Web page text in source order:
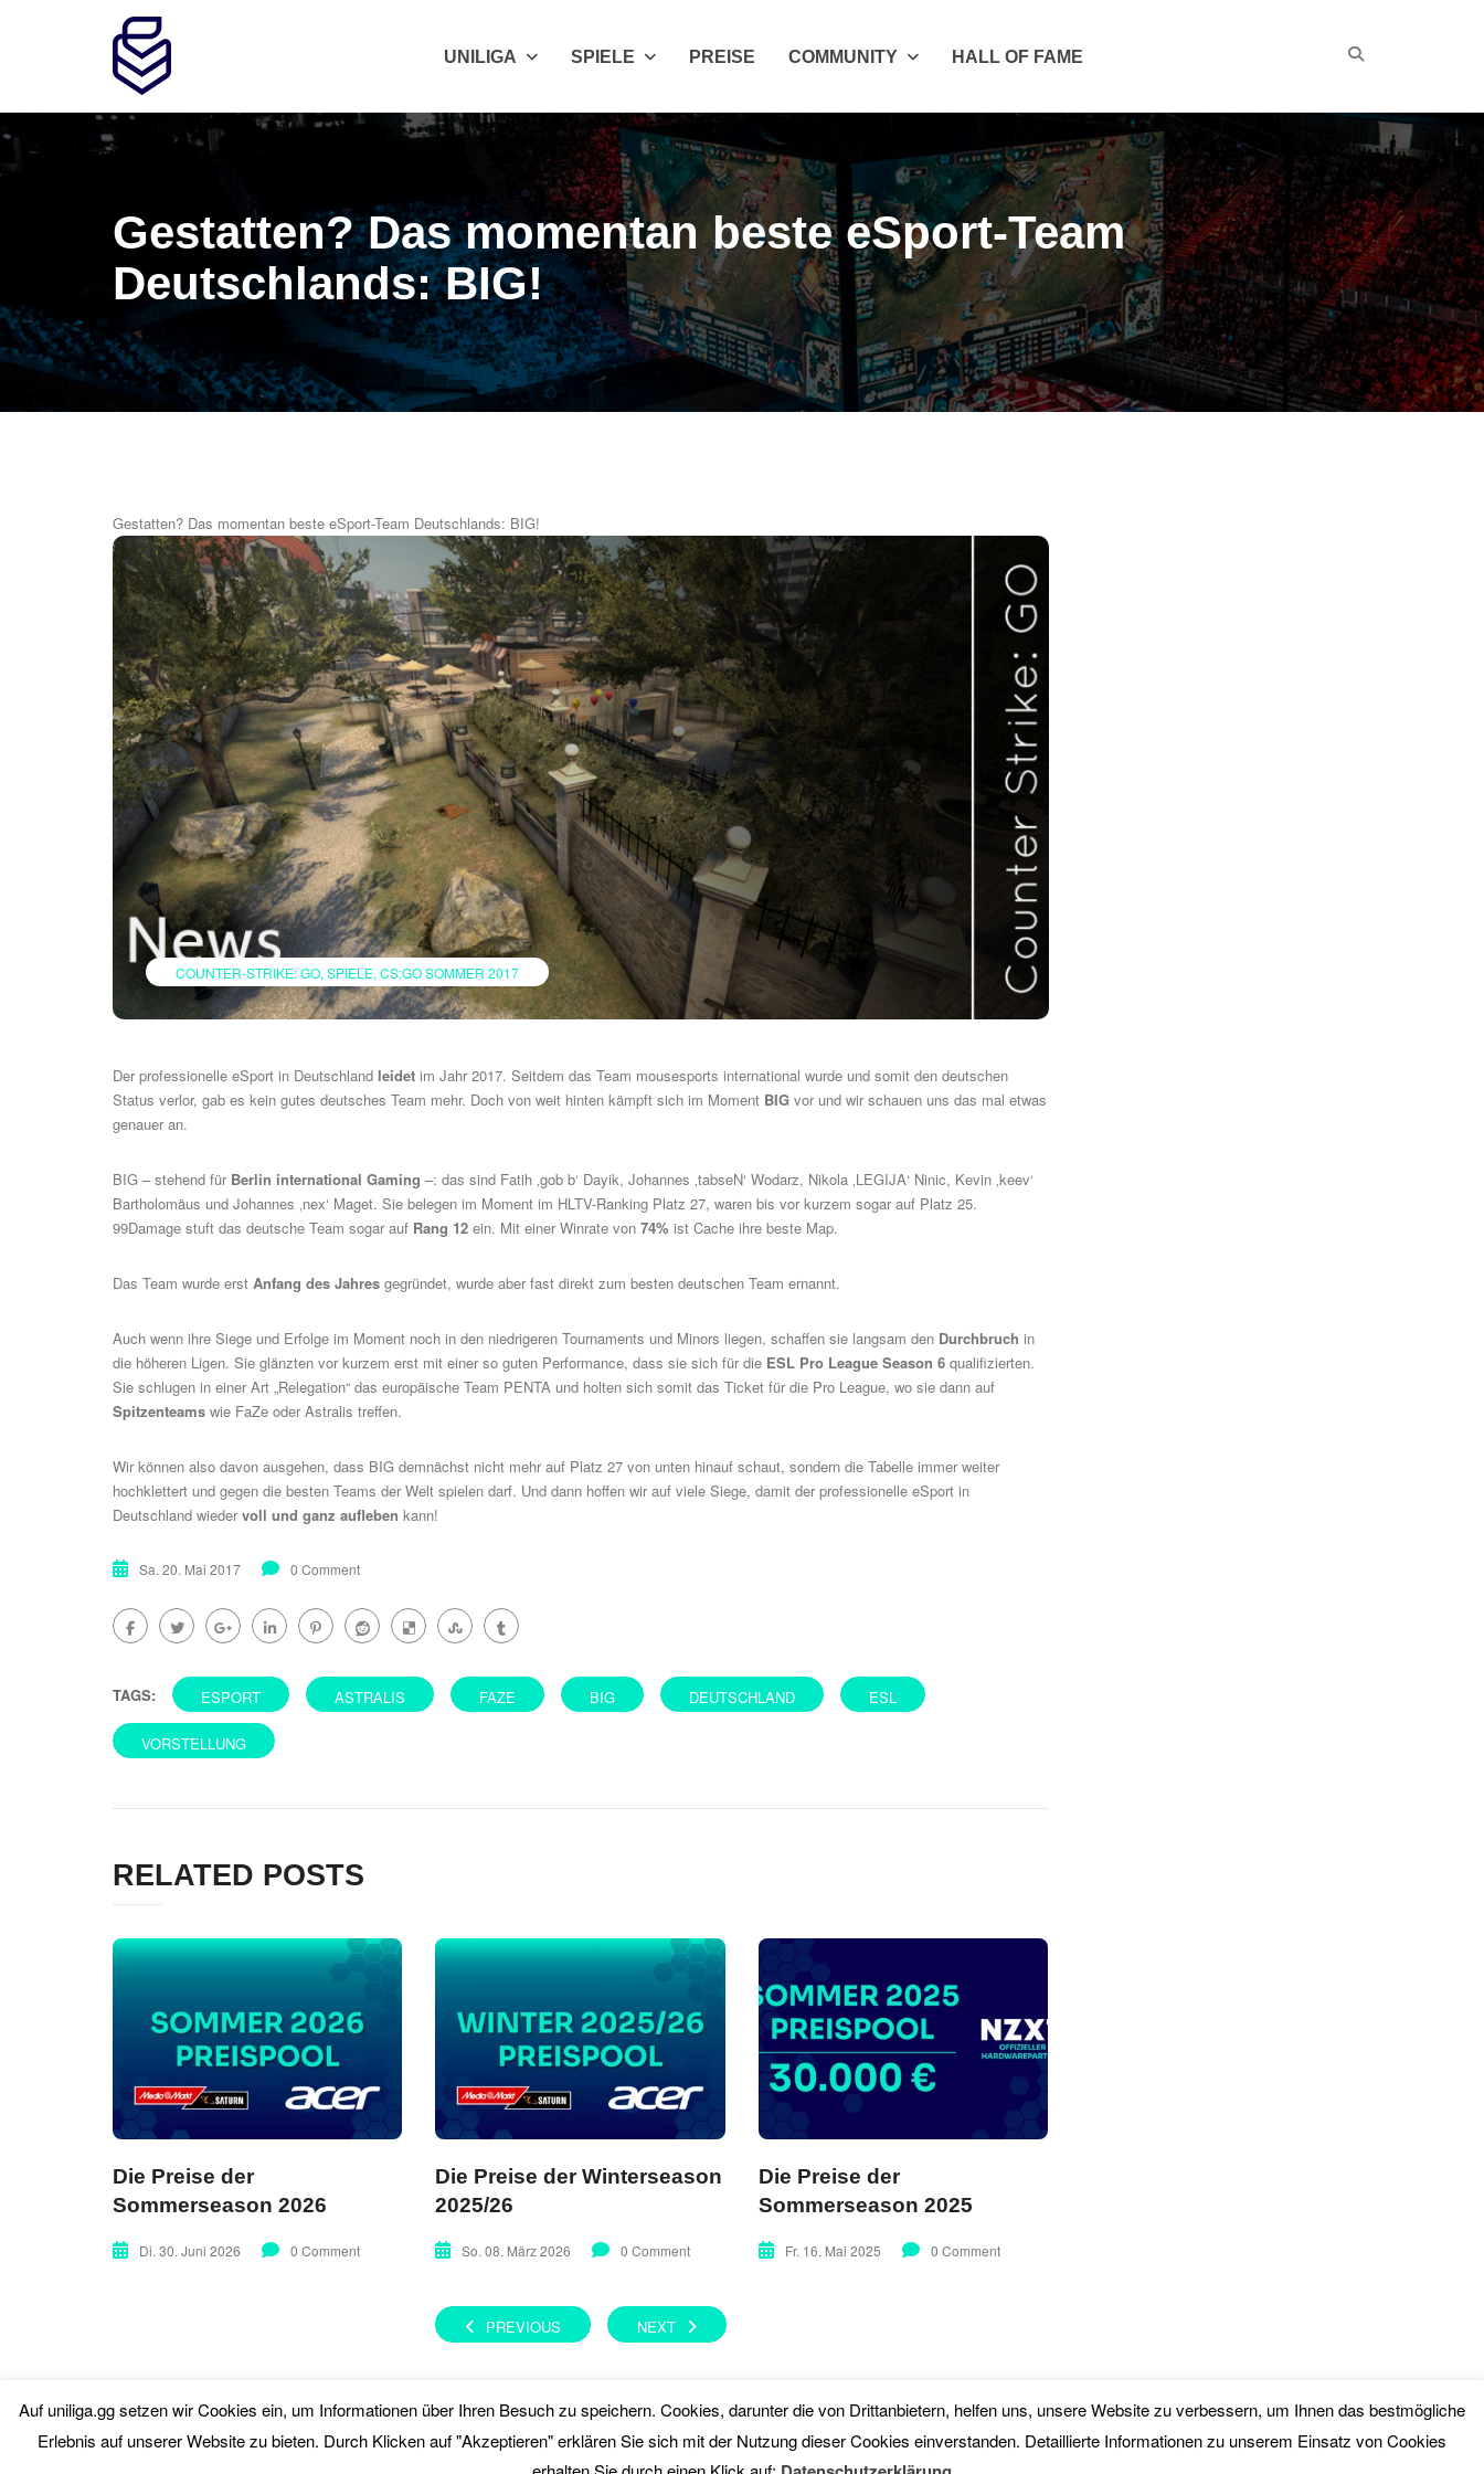
UNILIGA SPIELE PREISE COMMUNITY HALL OF FAME
Gestatten? Das momentan beste eSport-Team
Deutschlands: BIG!
Gestatten? Das momentan beste eSport-Team Deutschlands: BIG!
COUNTER-STRIKE: GO SPIELE CS:GO SOMMER 2017
Der professionelle eSport in Deutschland leidet im Jahr 2017. Seitdem das Team mousesports international wurde und somit den deutschen
Status verlor, gab es kein gutes deutsches Team mehr. Doch von weit hinten kämpft sich im Moment BIG vor und wir schauen uns das mal etwas
genauer an.
BIG – stehend für Berlin international Gaming –: das sind Fatih ‚gob b‘ Dayik, Johannes ‚tabseN‘ Wodarz, Nikola ‚LEGIJA‘ Ninic, Kevin ‚keev‘
Bartholomäus und Johannes ‚nex‘ Maget. Sie belegen im Moment im HLTV-Ranking Platz 27, waren bis vor kurzem sogar auf Platz 25.
99Damage stuft das deutsche Team sogar auf Rang 12 ein. Mit einer Winrate von 74% ist Cache ihre beste Map.
Das Team wurde erst Anfang des Jahres gegründet, wurde aber fast direkt zum besten deutschen Team ernannt.
Auch wenn ihre Siege und Erfolge im Moment noch in den niedrigeren Tournaments und Minors liegen, schaffen sie langsam den Durchbruch in
die höheren Ligen. Sie glänzten vor kurzem erst mit einer so guten Performance, dass sie sich für die ESL Pro League Season 6 qualifizierten.
Sie schlugen in einer Art „Relegation“ das europäische Team PENTA und holten sich somit das Ticket für die Pro League, wo sie dann auf
Spitzenteams wie FaZe oder Astralis treffen.
Wir können also davon ausgehen, dass BIG demnächst nicht mehr auf Platz 27 von unten hinauf schaut, sondern die Tabelle immer weiter
hochklettert und gegen die besten Teams der Welt spielen darf. Und dann hoffen wir auf viele Siege, damit der professionelle eSport in
Deutschland wieder voll und ganz aufleben kann!
Sa. 20. Mai 2017 0 Comment
TAGS: ESPORT ASTRALIS FAZE BIG DEUTSCHLAND ESL
VORSTELLUNG
RELATED POSTS
Die Preise der
Sommerseason 2026
Di. 30. Juni 2026 0 Comment
Die Preise der Winterseason
2025/26
So. 08. März 2026 0 Comment
Die Preise der
Sommerseason 2025
Fr. 16. Mai 2025 0 Comment
PREVIOUS NEXT
Auf uniliga.gg setzen wir Cookies ein, um Informationen über Ihren Besuch zu speichern. Cookies, darunter die von Drittanbietern, helfen uns, unsere Website zu verbessern, um Ihnen das bestmögliche
Erlebnis auf unserer Website zu bieten. Durch Klicken auf "Akzeptieren" erklären Sie sich mit der Nutzung dieser Cookies einverstanden. Detaillierte Informationen zu unserem Einsatz von Cookies